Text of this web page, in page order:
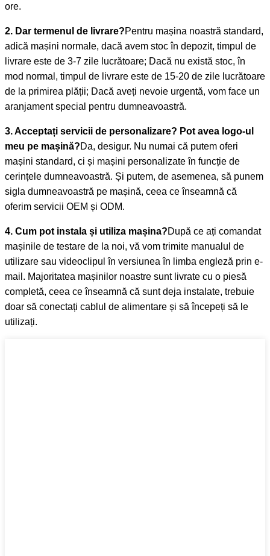
ore.
2. Dar termenul de livrare?Pentru mașina noastră standard,
adică mașini normale, dacă avem stoc în depozit, timpul de
livrare este de 3-7 zile lucrătoare; Dacă nu există stoc, în
mod normal, timpul de livrare este de 15-20 de zile lucrătoare
de la primirea plății; Dacă aveți nevoie urgentă, vom face un
aranjament special pentru dumneavoastră.
3. Acceptați servicii de personalizare? Pot avea logo-ul
meu pe mașină?Da, desigur. Nu numai că putem oferi
mașini standard, ci și mașini personalizate în funcție de
cerințele dumneavoastră. Și putem, de asemenea, să punem
sigla dumneavoastră pe mașină, ceea ce înseamnă că
oferim servicii OEM și ODM.
4. Cum pot instala și utiliza mașina?După ce ați comandat
mașinile de testare de la noi, vă vom trimite manualul de
utilizare sau videoclipul în versiunea în limba engleză prin e-
mail. Majoritatea mașinilor noastre sunt livrate cu o piesă
completă, ceea ce înseamnă că sunt deja instalate, trebuie
doar să conectați cablul de alimentare și să începeți să le
utilizați.